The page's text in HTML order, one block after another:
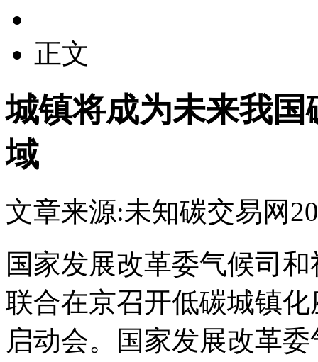
正文
城镇将成为未来我
域
文章来源:未知碳交易网
国家发展改革委气候司
联合在京召开低碳城镇
启动会。国家发展改革